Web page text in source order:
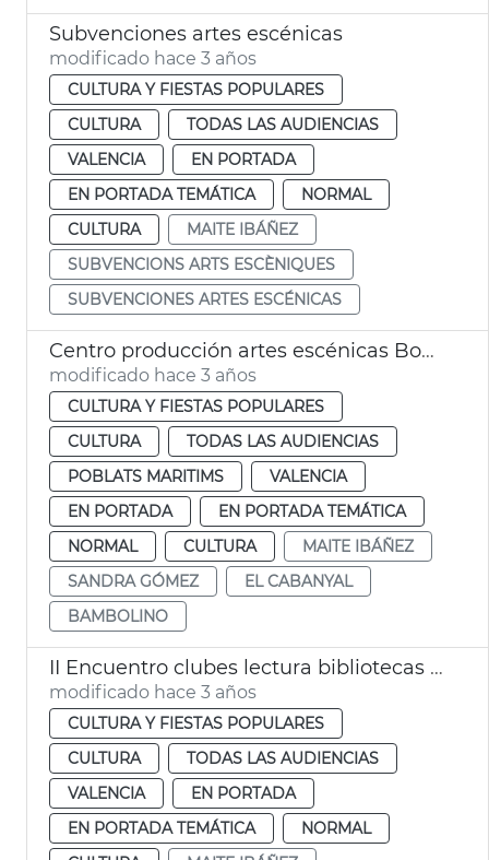
Subvenciones artes escénicas
modificado hace 3 años
CULTURA Y FIESTAS POPULARES
CULTURA
TODAS LAS AUDIENCIAS
VALENCIA
EN PORTADA
EN PORTADA TEMÁTICA
NORMAL
CULTURA
MAITE IBÁÑEZ
SUBVENCIONS ARTS ESCÈNIQUES
SUBVENCIONES ARTES ESCÉNICAS
Centro producción artes escénicas Bombalino
modificado hace 3 años
CULTURA Y FIESTAS POPULARES
CULTURA
TODAS LAS AUDIENCIAS
POBLATS MARITIMS
VALENCIA
EN PORTADA
EN PORTADA TEMÁTICA
NORMAL
CULTURA
MAITE IBÁÑEZ
SANDRA GÓMEZ
EL CABANYAL
BAMBOLINO
II Encuentro clubes lectura bibliotecas municipales
modificado hace 3 años
CULTURA Y FIESTAS POPULARES
CULTURA
TODAS LAS AUDIENCIAS
VALENCIA
EN PORTADA
EN PORTADA TEMÁTICA
NORMAL